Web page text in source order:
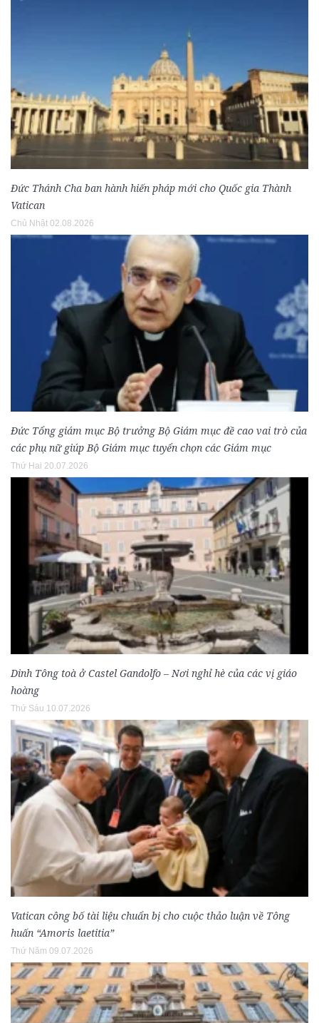
Đức Thánh Cha ban hành hiến pháp mới cho Quốc gia Thành
Vatican
Chủ Nhật 02.08.2026
Đức Tổng giám mục Bộ trưởng Bộ Giám mục đề cao vai trò của
các phụ nữ giúp Bộ Giám mục tuyển chọn các Giám mục
Thứ Hai 20.07.2026
Dinh Tông toà ở Castel Gandolfo – Nơi nghỉ hè của các vị giáo
hoàng
Thứ Sáu 10.07.2026
Vatican công bố tài liệu chuẩn bị cho cuộc thảo luận về Tông
huấn “Amoris laetitia”
Thứ Năm 09.07.2026